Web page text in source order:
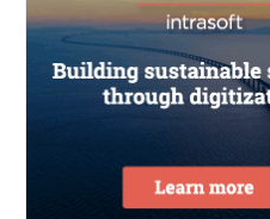
ΟΠΕΚΑ: Αύριο η δεύτερη
δικαιούχων του
Εστίας
6 Αυγούστου 2026
CrediaBank: Στα 53,6 εκατ.
επαναλαμβανόμενα